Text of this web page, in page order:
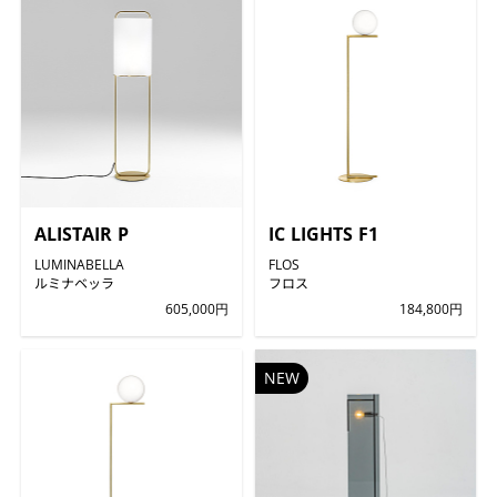
ALISTAIR P
LUMINABELLA
ルミナベッラ
605,000円
IC LIGHTS F1
FLOS
フロス
184,800円
NEW